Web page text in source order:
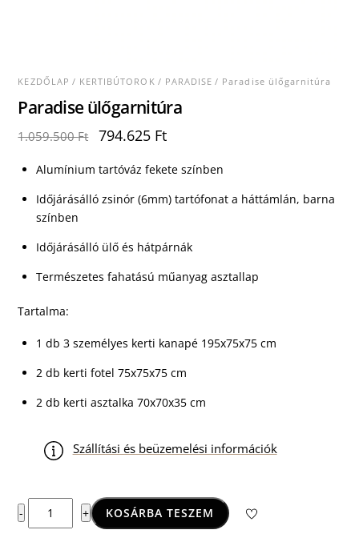
KEZDŐLAP / KERTIBÚTOROK / PARADISE / Paradise ülőgarnitúra
Paradise ülőgarnitúra
1.059.500Ft
Original
was:
1.059.500 Ft.
794.625 FtCurrent
is:
794.625 Ft.
Alumínium tartóváz fekete színben
Időjárásálló zsinór (6mm) tartófonat a háttámlán, barna
színben
Időjárásálló ülő és hátpárnák
Természetes fahatású műanyag asztallap
Tartalma:
1 db 3 személyes kerti kanapé 195x75x75 cm
2 db kerti fotel 75x75x75 cm
2 db kerti asztalka 70x70x35 cm
Szállítási és beüzemelési információk
-
Paradise
ülőgarnitúra
+ KOSÁRBA TESZEM